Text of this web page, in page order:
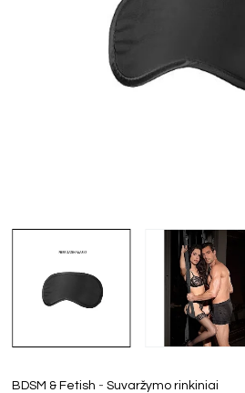
BDSM & Fetish -Suvaržymo rinkiniai